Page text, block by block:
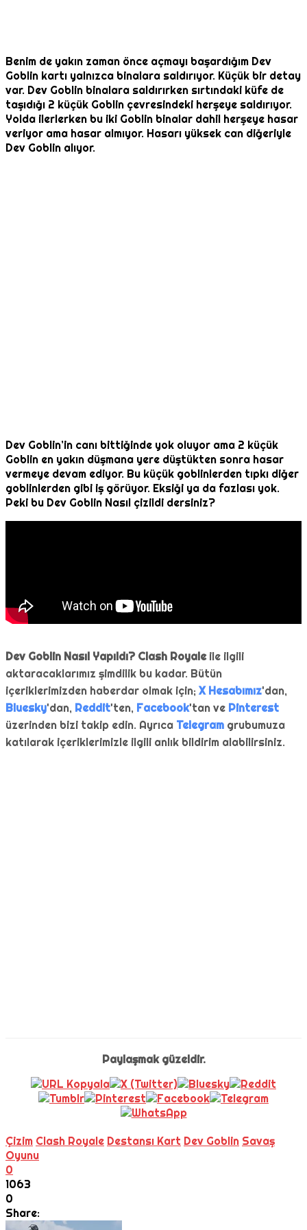
Benim de yakın zaman önce açmayı başardığım Dev
Goblin kartı yalnızca binalara saldırıyor. Küçük bir detay
var. Dev Goblin binalara saldırırken sırtındaki küfe de
taşıdığı 2 küçük Goblin çevresindeki herşeye saldırıyor.
Yolda ilerlerken bu iki Goblin binalar dahil herşeye hasar
veriyor ama hasar almıyor. Hasarı yüksek can diğeriyle
Dev Goblin alıyor.
Dev Goblin’in canı bittiğinde yok oluyor ama 2 küçük
Goblin en yakın düşmana yere düştükten sonra hasar
vermeye devam ediyor. Bu küçük goblinlerden tıpkı diğer
goblinlerden gibi iş görüyor. Eksiği ya da fazlası yok.
Peki bu Dev Goblin Nasıl çizildi dersiniz?
Dev Goblin Nasıl Yapıldı? Clash Royaleile ilgili
aktaracaklarımız şimdilik bu kadar. Bütün
içeriklerimizden haberdar olmak için; X Hesabımız'dan,
Bluesky'dan, Reddit'ten, Facebook'tan ve Pinterest
üzerinden bizi takip edin. Ayrıca Telegram grubumuza
katılarak içeriklerimizle ilgili anlık bildirim alabilirsiniz.
Paylaşmak güzeldir.
Çizim Clash Royale Destansı Kart Dev Goblin Savaş
Oyunu
0
1063
0
Share: